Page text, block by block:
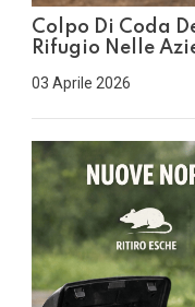
Colpo Di Coda
Rifugio Nelle
03 Aprile 2026